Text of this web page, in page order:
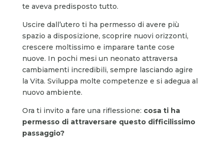
te aveva predisposto tutto.
Uscire dall’utero ti ha permesso di avere più
spazio a disposizione, scoprire nuovi orizzonti,
crescere moltissimo e imparare tante cose
nuove. In pochi mesi un neonato attraversa
cambiamenti incredibili, sempre lasciando agire
la Vita. Sviluppa molte competenze e si adegua al
nuovo ambiente.
Ora ti invito a fare una riflessione: cosa ti ha
permesso di attraversare questo difficilissimo
passaggio?